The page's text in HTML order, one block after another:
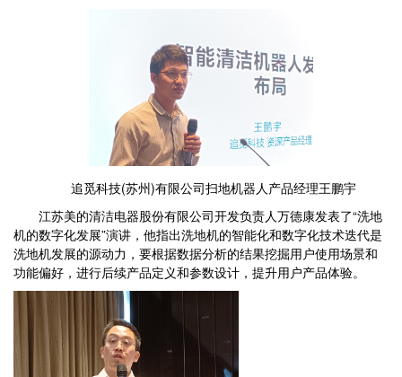
追觅科技(苏州)有限公司扫地机器人产品经理王鹏宇
江苏美的清洁电器股份有限公司开发负责人万德康发表了“洗地
机的数字化发展”演讲，他指出洗地机的智能化和数字化技术迭代是
洗地机发展的源动力，要根据数据分析的结果挖掘用户使用场景和
功能偏好，进行后续产品定义和参数设计，提升用户产品体验。